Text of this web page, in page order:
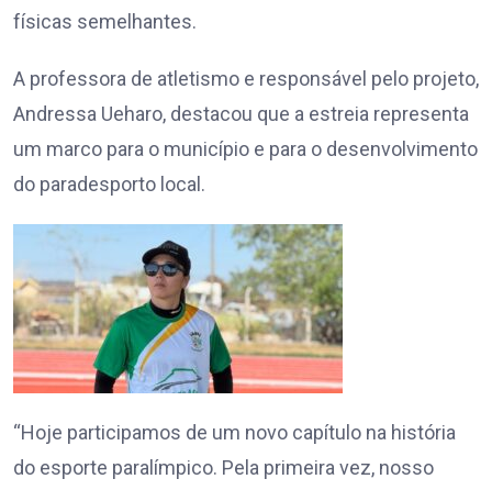
físicas semelhantes.
A professora de atletismo e responsável pelo projeto,
Andressa Ueharo, destacou que a estreia representa
um marco para o município e para o desenvolvimento
do paradesporto local.
“Hoje participamos de um novo capítulo na história
do esporte paralímpico. Pela primeira vez, nosso